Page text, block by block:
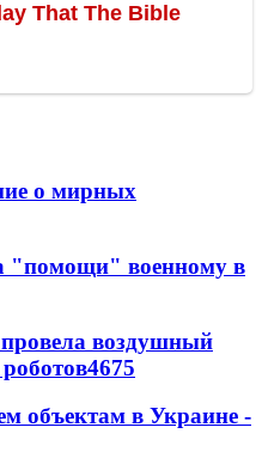
о мирных
военному в
воздушный
4675
объектам в Украине -